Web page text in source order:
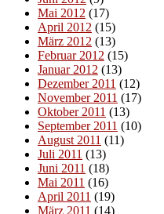
Mai 2012 (17)
April 2012 (15)
März 2012 (13)
Februar 2012 (15)
Januar 2012 (13)
Dezember 2011 (12)
November 2011 (17)
Oktober 2011 (13)
September 2011 (10)
August 2011 (11)
Juli 2011 (13)
Juni 2011 (18)
Mai 2011 (16)
April 2011 (19)
März 2011 (14)